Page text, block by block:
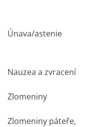
Únava/astenie
Nauzea a zvracení
Zlomeniny
Zlomeniny páteře,